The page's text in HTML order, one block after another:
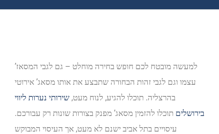
למעשה מובטח לכם חופש בחירה מוחלט – גם לגבי המסאז’
עצמו וגם לגבי זהות הבחורה שתבצע את אותו מסאג’ אירוטי
בהרצליה. תוכלו להגיע, לנוח מעט, שירותי נערות ליווי
בירושלים תוכלו להזמין מסאג’ מפנק בצורות שונות רק עבורכם.
עיסויים בתל אביב ישנם לא מעט, אך העיסוי המבוקש